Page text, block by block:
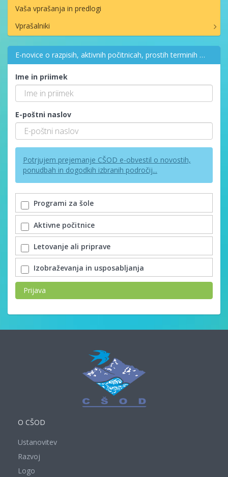
Vaša vprašanja in predlogi
Vprašalniki
E-novice o razpisih, aktivnih počitnicah, prostih terminih …
Ime in priimek
E-poštni naslov
Potrjujem prejemanje CŠOD e-obvestil o novostih,
ponudbah in dogodkih izbranih področij...
Programi za šole
Aktivne počitnice
Letovanje ali priprave
Izobraževanja in usposabljanja
Prijava
O CŠOD
Ustanovitev
Razvoj
Logo